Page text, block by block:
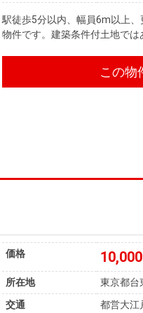
駅徒歩5分以内、幅員6m以上
物件です。建築条件付土地では
この物
価格 10,000
所在地
東京都台
交通
都営大江